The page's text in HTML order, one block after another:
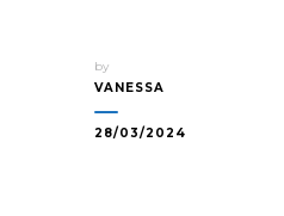
by
VANESSA
28/03/2024